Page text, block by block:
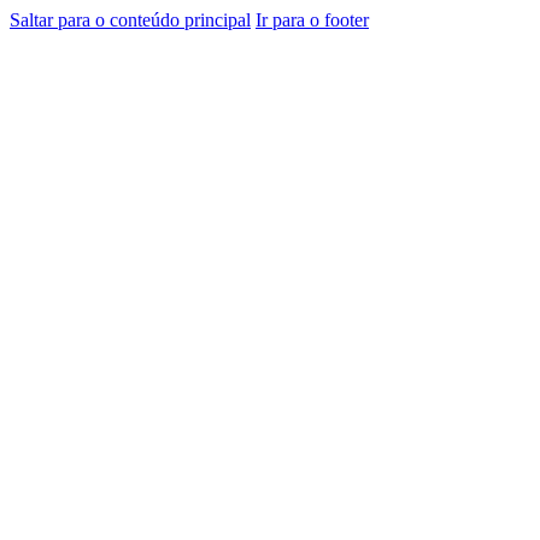
Saltar para o conteúdo principal Ir para o footer